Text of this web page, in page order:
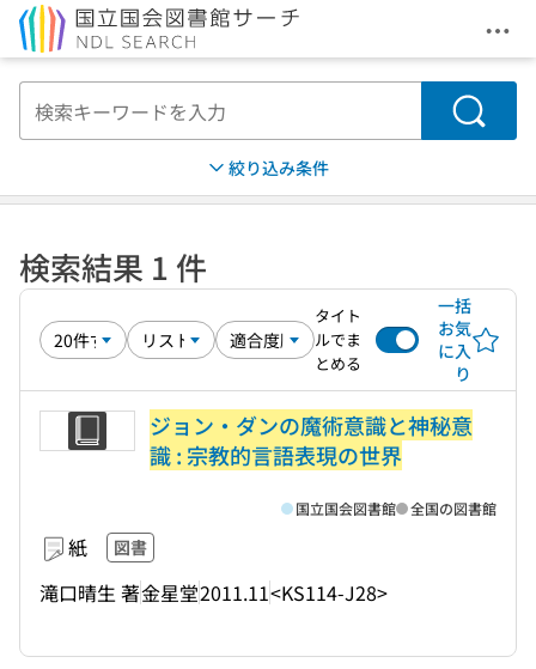
メ
検索
絞り込み条件
検索結果 1 件
タイト
ルでま
とめる
一括
お気
に入
り
ジョン・ダンの魔術意識と神秘意
識 : 宗教的言語表現の世界
紙 図書
滝口晴生 著金星堂2011.11<KS114-J28>
国立国会図書館 全国の図書館